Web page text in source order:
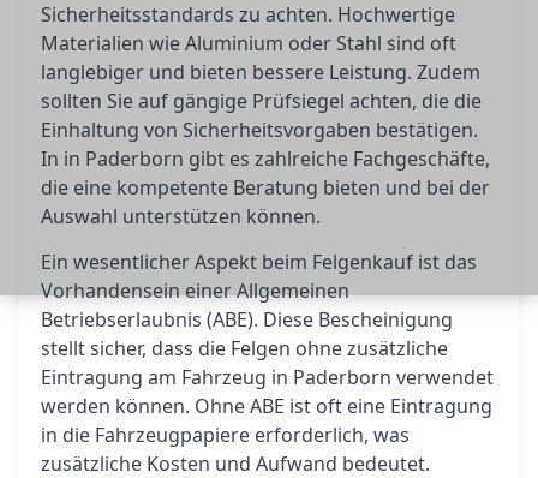
Sicherheitsstandards zu achten. Hochwertige
Materialien wie Aluminium oder Stahl sind oft
langlebiger und bieten bessere Leistung. Zudem
sollten Sie auf gängige Prüfsiegel achten, die die
Einhaltung von Sicherheitsvorgaben bestätigen.
In in Paderborn gibt es zahlreiche Fachgeschäfte,
die eine kompetente Beratung bieten und bei der
Auswahl unterstützen können.
Ein wesentlicher Aspekt beim Felgenkauf ist das
Vorhandensein einer Allgemeinen
Betriebserlaubnis (ABE). Diese Bescheinigung
stellt sicher, dass die Felgen ohne zusätzliche
Eintragung am Fahrzeug in Paderborn verwendet
werden können. Ohne ABE ist oft eine Eintragung
in die Fahrzeugpapiere erforderlich, was
zusätzliche Kosten und Aufwand bedeutet.